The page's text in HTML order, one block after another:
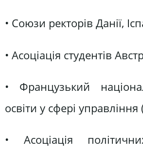
• Союзи ректорів Данії,
• Асоціація студентів
• Французький
освіти у сфері управління
• Асоціація